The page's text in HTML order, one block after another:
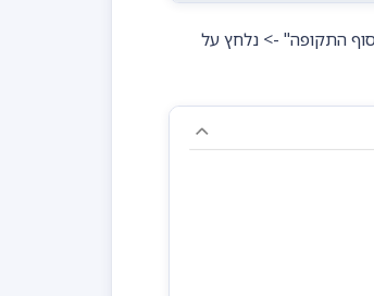
התקופה" -> נלחץ על